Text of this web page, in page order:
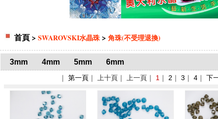
首頁 > SWAROVSKI水晶珠> 角珠(不受理退換)
3mm 4mm 5mm 6mm
｜ 第一頁 ｜ 上十頁｜ 上一頁｜ 1 ｜ 2 ｜ 3 ｜ 4 ｜ 下